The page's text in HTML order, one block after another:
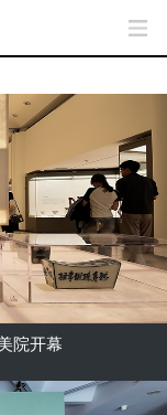
院开幕